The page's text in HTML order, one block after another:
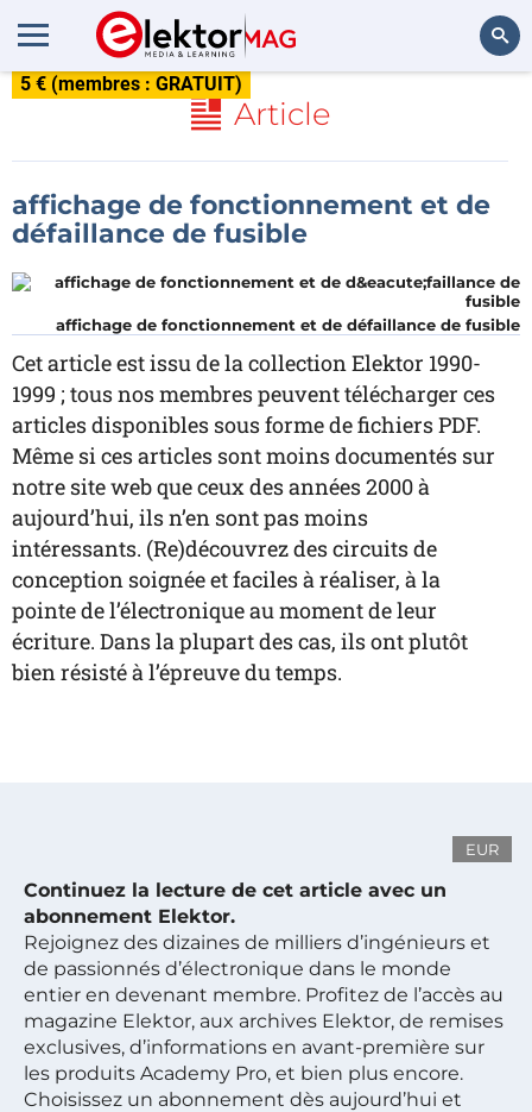
5 € (membres : GRATUIT)
Article
affichage de fonctionnement et de
défaillance de fusible
affichage de fonctionnement et de défaillance de fusible
Cet article est issu de la collection Elektor 1990-
1999 ; tous nos membres peuvent télécharger ces
articles disponibles sous forme de fichiers PDF.
Même si ces articles sont moins documentés sur
notre site web que ceux des années 2000 à
aujourd’hui, ils n’en sont pas moins
intéressants. (Re)découvrez des circuits de
conception soignée et faciles à réaliser, à la
pointe de l’électronique au moment de leur
écriture. Dans la plupart des cas, ils ont plutôt
bien résisté à l’épreuve du temps.
EUR
Continuez la lecture de cet article avec un
abonnement Elektor.
Rejoignez des dizaines de milliers d’ingénieurs et
de passionnés d’électronique dans le monde
entier en devenant membre. Profitez de l’accès au
magazine Elektor, aux archives Elektor, de remises
exclusives, d’informations en avant-première sur
les produits Academy Pro, et bien plus encore.
Choisissez un abonnement dès aujourd’hui et